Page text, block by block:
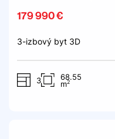
179 990 €
3-izbový byt 3D
3
68.55
m2